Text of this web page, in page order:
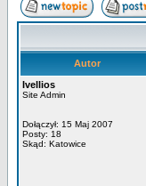
Autor
Ivellios
Site Admin
Dołączył: 15 Maj 2007
Posty: 18
Skąd: Katowice